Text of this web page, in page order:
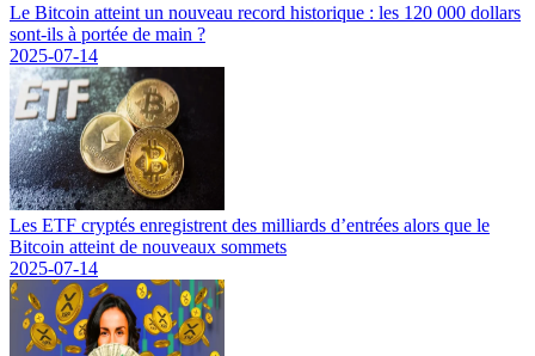
Le Bitcoin atteint un nouveau record historique : les 120 000 dollars
sont-ils à portée de main ?
2025-07-14
Les ETF cryptés enregistrent des milliards d’entrées alors que le
Bitcoin atteint de nouveaux sommets
2025-07-14